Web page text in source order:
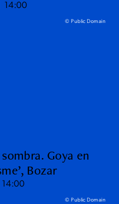
14:00
© Public Domain
Goya en
Bozar
14:00
© Public Domain